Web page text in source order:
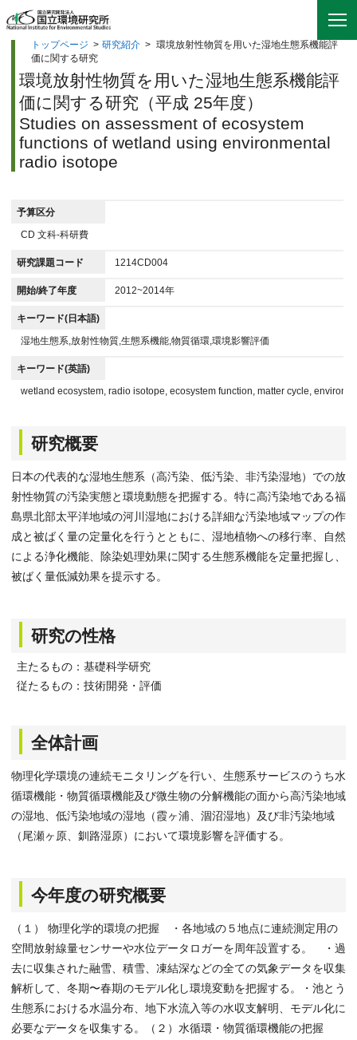
トップページ > 研究紹介 > 環境放射性物質を用いた湿地生態系機能評
価に関する研究
環境放射性物質を用いた湿地生態系機能評
価に関する研究（平成 25年度）
Studies on assessment of ecosystem
functions of wetland using environmental
radio isotope
予算区分
CD 文科-科研費
研究課題コード 1214CD004
開始/終了年度 2012~2014年
キーワード(日本語)
湿地生態系,放射性物質,生態系機能,物質循環,環境影響評価
キーワード(英語)
wetland ecosystem, radio isotope, ecosystem function, matter cycle,
研究概要
日本の代表的な湿地生態系（高汚染、低汚染、非汚染湿地）での放
射性物質の汚染実態と環境動態を把握する。特に高汚染地である福
島県北部太平洋地域の河川湿地における詳細な汚染地域マップの作
成と被ばく量の定量化を行うとともに、湿地植物への移行率、自然
による浄化機能、除染処理効果に関する生態系機能を定量把握し、
被ばく量低減効果を提示する。
研究の性格
主たるもの：基礎科学研究
従たるもの：技術開発・評価
全体計画
物理化学環境の連続モニタリングを行い、生態系サービスのうち水
循環機能・物質循環機能及び微生物の分解機能の面から高汚染地域
の湿地、低汚染地域の湿地（霞ヶ浦、涸沼湿地）及び非汚染地域
（尾瀬ヶ原、釧路湿原）において環境影響を評価する。
今年度の研究概要
（１） 物理化学的環境の把握 ・各地域の５地点に連続測定用の
空間放射線量センサーや水位データロガーを周年設置する。 ・過
去に収集された融雪、積雪、凍結深などの全ての気象データを収集
解析して、冬期〜春期のモデル化し環境変動を把握する。・池とう
生態系における水温分布、地下水流入等の水収支解明、モデル化に
必要なデータを収集する。（２）水循環・物質循環機能の把握